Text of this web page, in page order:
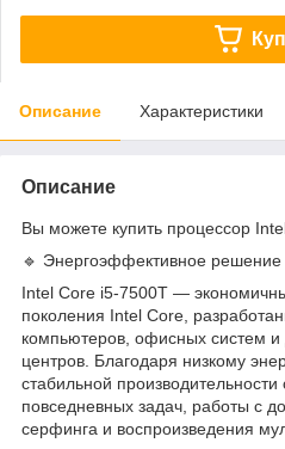
Описание Характеристики
Описание
Вы можете купить процессор
🔹 Энергоэффективное
Intel Core i5-7500T —
поколения Intel Core,
компьютеров, офисных систем
центров. Благодаря низкому
стабильной
повседневных задач, работы с
серфинга и воспроизведения